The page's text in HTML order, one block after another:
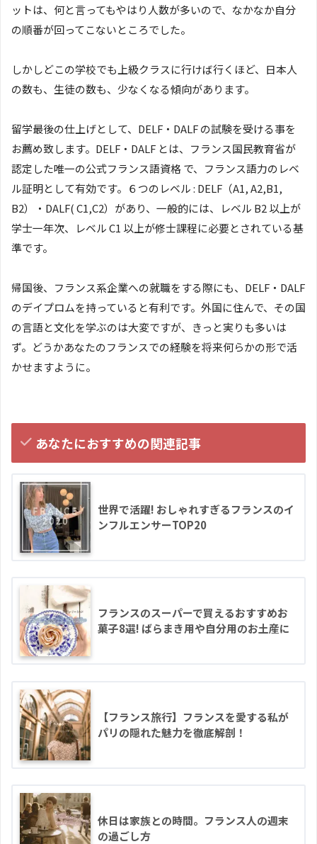
ットは、何と言ってもやはり人数が多いので、なかなか自分
の順番が回ってこないところでした。
しかしどこの学校でも上級クラスに行けば行くほど、日本人
の数も、生徒の数も、少なくなる傾向があります。
留学最後の仕上げとして、DELF・DALF の試験を受ける事を
お薦め致します。DELF・DALF とは、フランス国民教育省が
認定した唯一の公式フランス語資格 で、フランス語力のレベ
ル証明として有効です。６つのレベル : DELF（A1, A2,B1,
B2）・DALF( C1,C2）があり、一般的には、レベル B2 以上が
学士一年次、レベル C1 以上が修士課程に必要とされている基
準です。
帰国後、フランス系企業への就職をする際にも、DELF・DALF
のデイプロムを持っていると有利です。外国に住んで、その国
の言語と文化を学ぶのは大変ですが、きっと実りも多いは
ず。どうかあなたのフランスでの経験を将来何らかの形で活
かせますように。
あなたにおすすめの関連記事
世界で活躍! おしゃれすぎるフランスのイ
ンフルエンサーTOP20
フランスのスーパーで買えるおすすめお
菓子8選! ばらまき用や自分用のお土産に
【フランス旅行】フランスを愛する私が
パリの隠れた魅力を徹底解剖！
休日は家族との時間。フランス人の週末
の過ごし方